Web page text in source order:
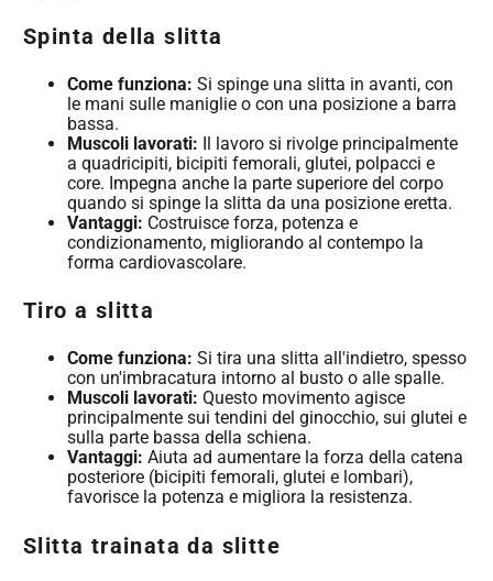
Spinta della slitta
Come funziona: Si spinge una slitta in avanti, con
le mani sulle maniglie o con una posizione a barra
bassa.
Muscoli lavorati: Il lavoro si rivolge principalmente
a quadricipiti, bicipiti femorali, glutei, polpacci e
core. Impegna anche la parte superiore del corpo
quando si spinge la slitta da una posizione eretta.
Vantaggi: Costruisce forza, potenza e
condizionamento, migliorando al contempo la
forma cardiovascolare.
Tiro a slitta
Come funziona: Si tira una slitta all'indietro, spesso
con un'imbracatura intorno al busto o alle spalle.
Muscoli lavorati: Questo movimento agisce
principalmente sui tendini del ginocchio, sui glutei e
sulla parte bassa della schiena.
Vantaggi: Aiuta ad aumentare la forza della catena
posteriore (bicipiti femorali, glutei e lombari),
favorisce la potenza e migliora la resistenza.
Slitta trainata da slitte